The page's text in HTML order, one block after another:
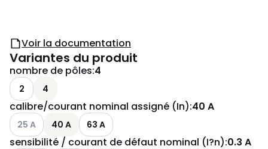
Voir la documentation
Variantes du produit
nombre de pôles:4
2 4
calibre/courant nominal assigné (In):40 A
Voir les options disponibles
25 A 40 A 63 A
sensibilité / courant de défaut nominal (I?n):0.3 A